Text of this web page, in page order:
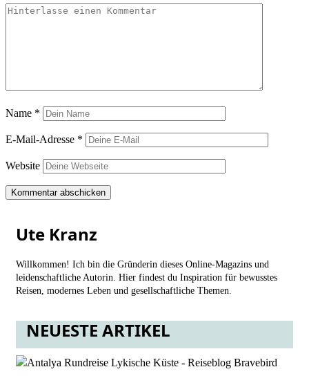
Name *
E-Mail-Adresse *
Website
Ute Kranz
Willkommen! Ich bin die Gründerin dieses Online-Magazins und
leidenschaftliche Autorin. Hier findest du Inspiration für bewusstes
Reisen, modernes Leben und gesellschaftliche Themen.
NEUESTE ARTIKEL